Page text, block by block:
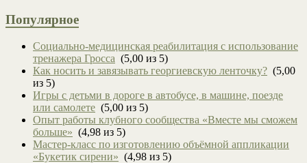
Популярное
Социально-медицинская реабилитация с использование
тренажера Гросса (5,00 из 5)
Как носить и завязывать георгиевскую ленточку? (5,00
из 5)
Игры с детьми в дороге в автобусе, в машине, поезде
или самолете (5,00 из 5)
Опыт работы клубного сообщества «Вместе мы сможем
больше» (4,98 из 5)
Мастер-класс по изготовлению объёмной аппликации
«Букетик сирени» (4,98 из 5)